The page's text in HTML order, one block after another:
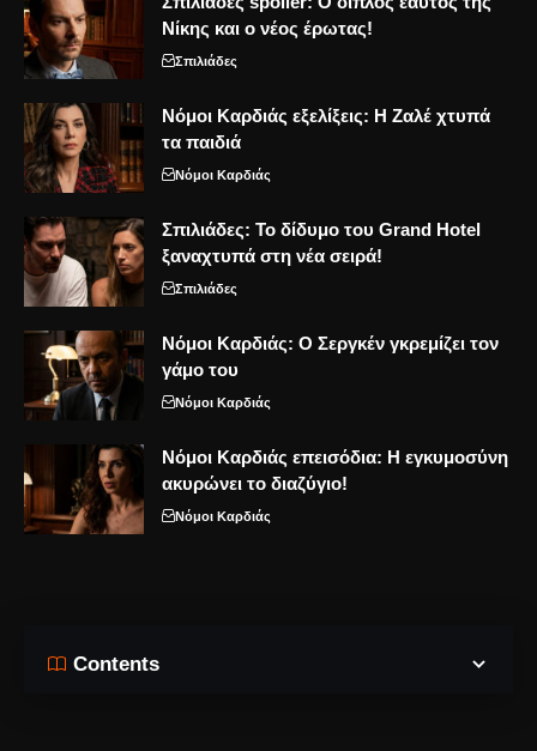
Νίκης και ο νέος έρωτας!
Σπιλιάδες
Νόμοι Καρδιάς εξελίξεις: Η Ζαλέ χτυπά
τα παιδιά
Νόμοι Καρδιάς
Σπιλιάδες: Το δίδυμο του Grand Hotel
ξαναχτυπά στη νέα σειρά!
Σπιλιάδες
Νόμοι Καρδιάς: Ο Σεργκέν γκρεμίζει τον
γάμο του
Νόμοι Καρδιάς
Νόμοι Καρδιάς επεισόδια: Η εγκυμοσύνη
ακυρώνει το διαζύγιο!
Νόμοι Καρδιάς
Contents